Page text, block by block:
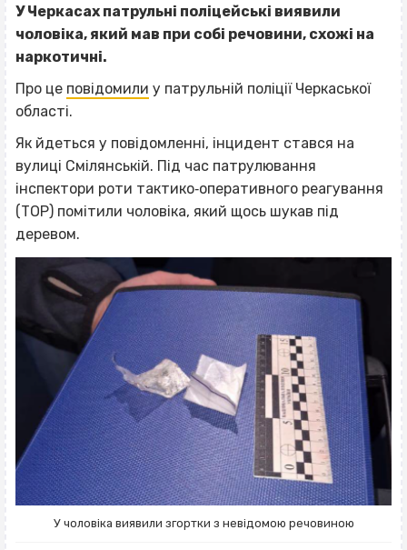
У Черкасах патрульні поліцейські виявили
чоловіка, який мав при собі речовини, схожі на
наркотичні.
Про це повідомили у патрульній поліції Черкаської
області.
Як йдеться у повідомленні, інцидент стався на
вулиці Смілянській. Під час патрулювання
інспектори роти тактико‐оперативного реагування
(ТОР) помітили чоловіка, який щось шукав під
деревом.
У чоловіка виявили згортки з невідомою речовиною